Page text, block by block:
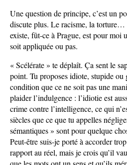
Une question de principe, c’est un
discute plus. Le racisme, la
existe, fût-ce à Prague, est pour moi
soit appliquée ou pas.
« Scélérate » te déplaît. Ça sent le
point. Tu proposes idiote, stupide ou
condition que ce ne soit pas une
plaider l’indulgence : l’idiotie est
crime contre l’intelligence, ce qui
siècles que ce que tu appelles
sémantiques » sont pour quelque
Peut-être suis-je porté à accorder
rapport au réel, mais je crois qu’il